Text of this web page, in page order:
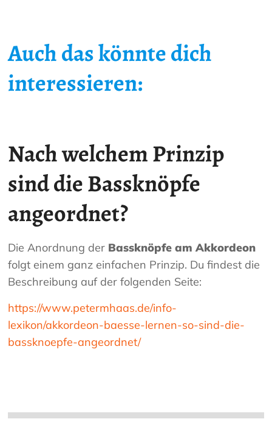
Auch das könnte dich
interessieren:
Nach welchem Prinzip
sind dieBassknöpfe
angeordnet?
Die Anordnung der Bassknöpfe am Akkordeon
folgt einem ganz einfachen Prinzip. Du findest die
Beschreibung auf der folgenden Seite:
https://www.petermhaas.de/info-
lexikon/akkordeon-baesse-lernen-so-sind-die-
bassknoepfe-angeordnet/